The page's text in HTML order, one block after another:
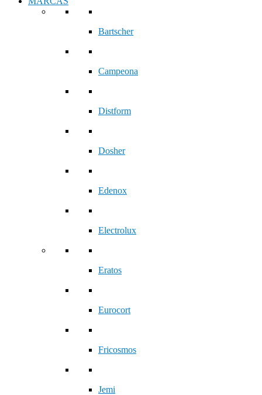
Bartscher
Campeona
Distform
Dosher
Edenox
Electrolux
Eratos
Eurocort
Fricosmos
Jemi